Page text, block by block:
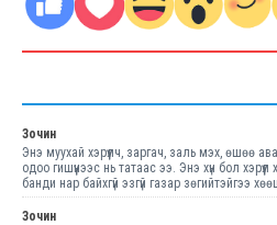
Зочин
Энэ муухай хэрүүлч, заргач, заль мэх, өшөө
одоо гишүүнээс нь татаас ээ. Энэ хүн бол
банди нар байхгүй эзгүй газар зөгийтэйгээ
Зочин